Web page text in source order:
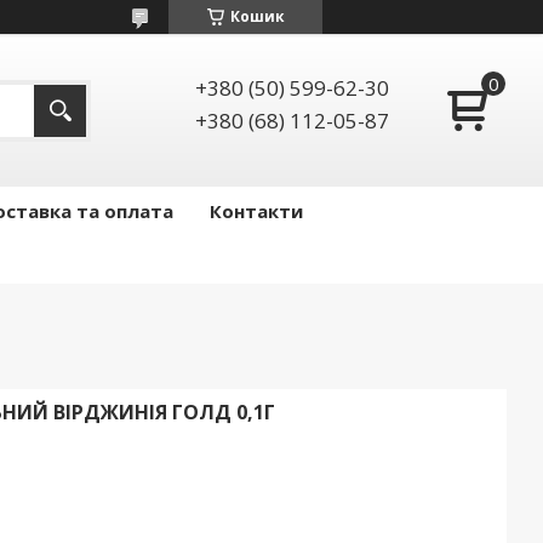
Кошик
+380 (50) 599-62-30
+380 (68) 112-05-87
та оплата
Контакти
ВІРДЖИНІЯ ГОЛД 0,1Г